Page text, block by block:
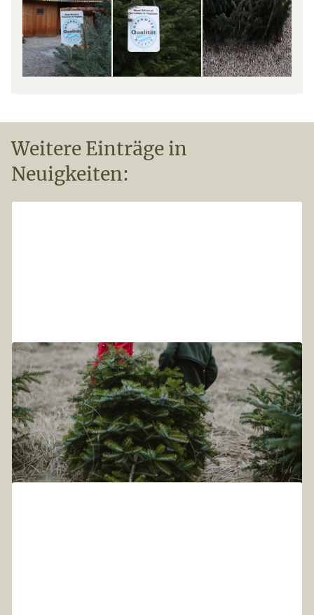
Weitere Einträge in
Neuigkeiten:
11 11 2024
Zertifikate unserer Christbäume
Wir erfüllen die Standards für "Geprüfte Qualität -
Bayern" und sind seit 2023 Bio - Betrieb in Umstellung.
Ab 2026 tragen unsere Christbäume das EU-Bio-Siegel -
nachhaltig, regional, hochwertig!